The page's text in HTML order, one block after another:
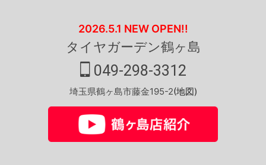
2026.5.1 NEW OPEN!!
タイヤガーデン鶴ヶ島
049-298-3312
埼玉県鶴ヶ島市藤金195-2(地図)